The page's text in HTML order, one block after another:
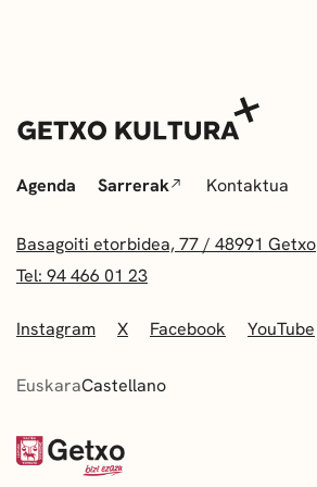
Agenda Sarrerak Kontaktua
Basagoiti etorbidea, 77 / 48991 Getxo
Tel: 94 466 01 23
Instagram X Facebook YouTube
EuskaraCastellano